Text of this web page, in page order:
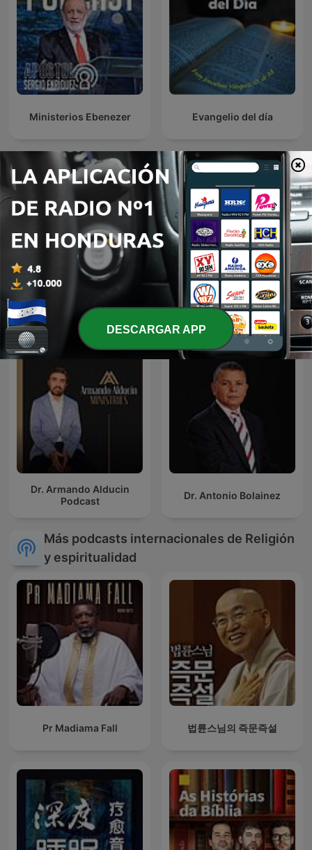
Ministerios Ebenezer Evangelio del día
Sabiduría para el Corazón A traves de la Biblia
Dr. Armando Alducin
Podcast
Dr. Antonio Bolainez
Más podcasts internacionales de Religión
y espiritualidad
Pr Madiama Fall 법륜스님의 즉문즉설
DESCARGAR APP